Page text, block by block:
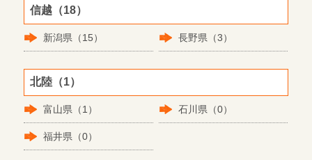
信越（18）
新潟県（15） 長野県（3）
北陸（1）
富山県（1） 石川県（0）
福井県（0）